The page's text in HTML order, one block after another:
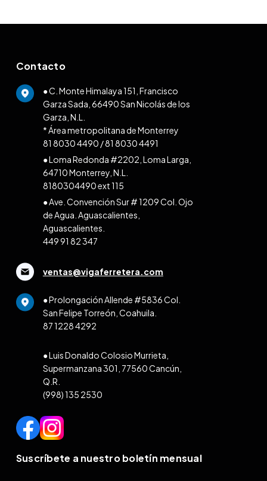
Contacto
● C. Monte Himalaya 151, Francisco
Garza Sada, 66490 San Nicolás de los
Garza, N.L.
* Área metropolitana de Monterrey
81 8030 4490 /81 8030 4491
● Loma Redonda #2202, Loma Larga,
64710 Monterrey, N.L.
8180304490 ext 115
● Ave. Convención Sur # 1209 Col. Ojo
de Agua. Aguascalientes,
Aguascalientes.
449 91 82 347
ventas@vigaferretera.com
● Prolongación Allende #5836 Col.
San Felipe Torreón, Coahuila.
87 1228 4292
● Luis Donaldo Colosio Murrieta,
Supermanzana 301, 77560 Cancún,
Q.R.
(998) 135 2530
Suscríbete a nuestro boletín mensual